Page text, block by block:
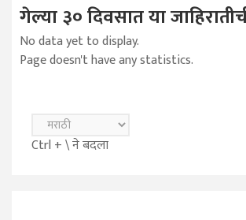
गेल्या ३० दिवसात या
No data yet to display.
Page doesn't have any statistics.
Ctrl + \ ने बदला